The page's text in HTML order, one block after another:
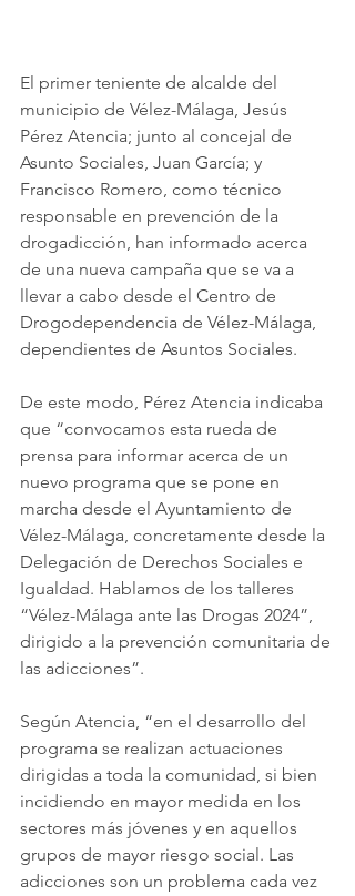
El primer teniente de alcalde del
municipio de Vélez-Málaga, Jesús
Pérez Atencia; junto al concejal de
Asunto Sociales, Juan García; y
Francisco Romero, como técnico
responsable en prevención de la
drogadicción, han informado acerca
de una nueva campaña que se va a
llevar a cabo desde el Centro de
Drogodependencia de Vélez-Málaga,
dependientes de Asuntos Sociales.
De este modo, Pérez Atencia indicaba
que “convocamos esta rueda de
prensa para informar acerca de un
nuevo programa que se pone en
marcha desde el Ayuntamiento de
Vélez-Málaga, concretamente desde la
Delegación de Derechos Sociales e
Igualdad. Hablamos de los talleres
“Vélez-Málaga ante las Drogas 2024”,
dirigido a la prevención comunitaria de
las adicciones”.
Según Atencia, “en el desarrollo del
programa se realizan actuaciones
dirigidas a toda la comunidad, si bien
incidiendo en mayor medida en los
sectores más jóvenes y en aquellos
grupos de mayor riesgo social. Las
adicciones son un problema cada vez